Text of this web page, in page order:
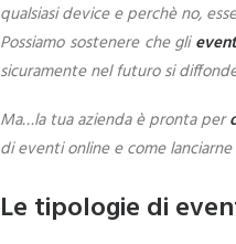
qualsiasi device e perchè no,
Possiamo sostenere che gli
sicuramente nel futuro si
Ma…la tua azienda è pronta per
di eventi online e come
Le tipologie di